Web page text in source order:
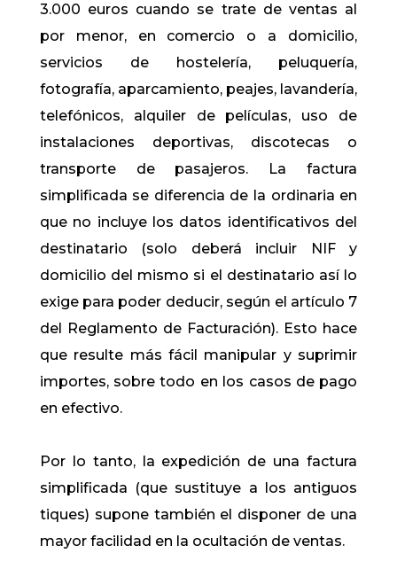
3.000 euros cuando se trate de ventas al
por menor, en comercio o a domicilio,
servicios de hostelería, peluquería,
fotografía, aparcamiento, peajes, lavandería,
telefónicos, alquiler de películas, uso de
instalaciones deportivas, discotecas o
transporte de pasajeros. La factura
simplificada se diferencia de la ordinaria en
que no incluye los datos identificativos del
destinatario (solo deberá incluir NIF y
domicilio del mismo si el destinatario así lo
exige para poder deducir, según el artículo 7
del Reglamento de Facturación). Esto hace
que resulte más fácil manipular y suprimir
importes, sobre todo en los casos de pago
en efectivo.
Por lo tanto, la expedición de una factura
simplificada (que sustituye a los antiguos
tiques) supone también el disponer de una
mayor facilidad en la ocultación de ventas.